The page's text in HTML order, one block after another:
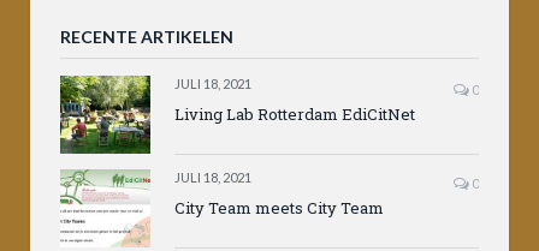
RECENTE ARTIKELEN
JULI 18, 2021 0
Living Lab Rotterdam EdiCitNet
JULI 18, 2021 0
City Team meets City Team